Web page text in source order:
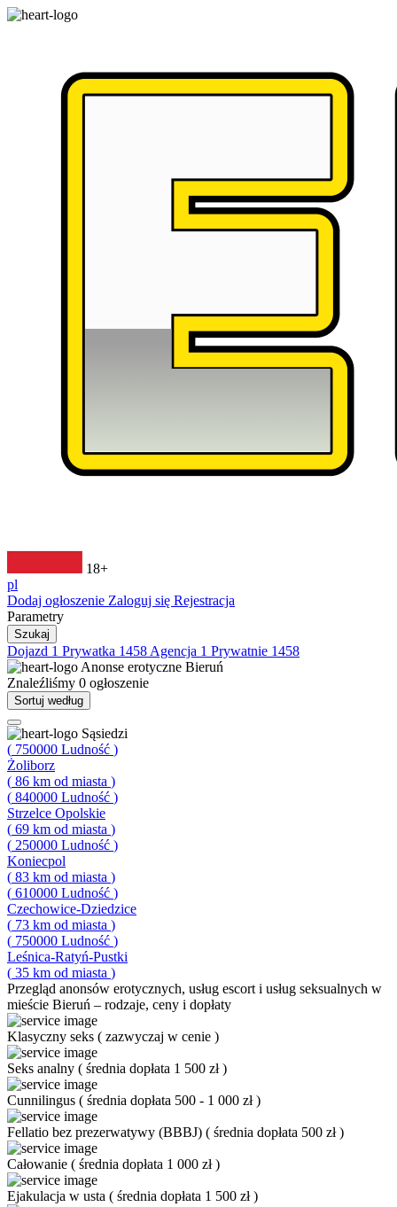
18+
pl
Dodaj ogłoszenie Zaloguj się Rejestracja
Parametry
Szukaj
Dojazd 1 Prywatka 1458 Agencja 1 Prywatnie 1458
Anonse erotyczne Bieruń
Znaleźliśmy 0 ogłoszenie
Sortuj według
Sąsiedzi
( 750000 Ludność )
Żoliborz
( 86 km od miasta )
( 840000 Ludność )
Strzelce Opolskie
( 69 km od miasta )
( 250000 Ludność )
Koniecpol
( 83 km od miasta )
( 610000 Ludność )
Czechowice-Dziedzice
( 73 km od miasta )
( 750000 Ludność )
Leśnica-Ratyń-Pustki
( 35 km od miasta )
Przegląd anonsów erotycznych, usług escort i usług seksualnych w
mieście Bieruń – rodzaje, ceny i dopłaty
Klasyczny seks ( zazwyczaj w cenie )
Seks analny ( średnia dopłata 1 500 zł)
Cunnilingus ( średnia dopłata 500 - 1 000 zł)
Fellatio bez prezerwatywy (BBBJ) ( średnia dopłata 500 zł)
Całowanie ( średnia dopłata 1 000 zł)
Ejakulacja w usta ( średnia dopłata 1 500 zł)